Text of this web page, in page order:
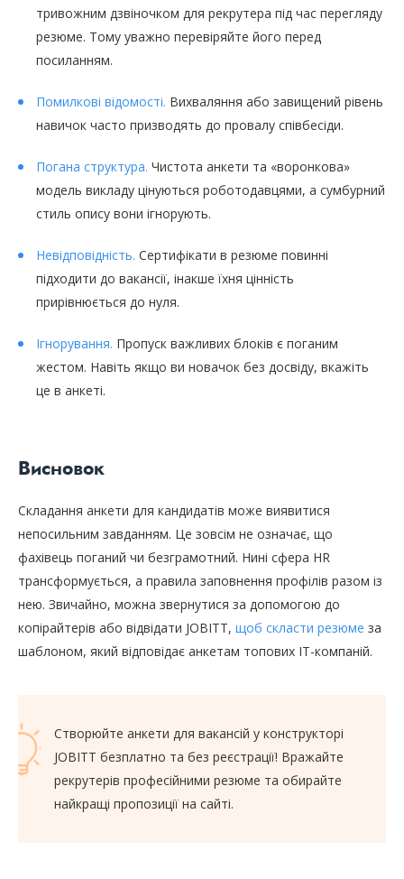
тривожним дзвіночком для рекрутера під час перегляду
резюме. Тому уважно перевіряйте його перед
посиланням.
Помилкові відомості. Вихваляння або завищений рівень
навичок часто призводять до провалу співбесіди.
Погана структура. Чистота анкети та «воронкова»
модель викладу цінуються роботодавцями, а сумбурний
стиль опису вони ігнорують.
Невідповідність. Сертифікати в резюме повинні
підходити до вакансії, інакше їхня цінність
прирівнюється до нуля.
Ігнорування. Пропуск важливих блоків є поганим
жестом. Навіть якщо ви новачок без досвіду, вкажіть
це в анкеті.
Висновок
Складання анкети для кандидатів може виявитися
непосильним завданням. Це зовсім не означає, що
фахівець поганий чи безграмотний. Нині сфера HR
трансформується, а правила заповнення профілів разом із
нею. Звичайно, можна звернутися за допомогою до
копірайтерів або відвідати JOBITT, щоб скласти резюме за
шаблоном, який відповідає анкетам топових IT-компаній.
Створюйте анкети для вакансій у конструкторі
JOBITT безплатно та без реєстрації! Вражайте
рекрутерів професійними резюме та обирайте
найкращі пропозиції на сайті.